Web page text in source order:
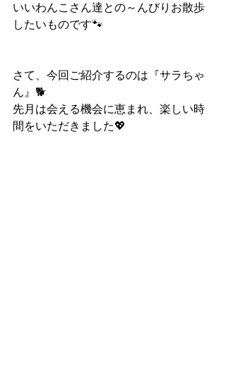
いいわんこさん達との～んびりお散歩
したいものです🐾
さて、今回ご紹介するのは『サラちゃ
ん』🐕
先月は会える機会に恵まれ、楽しい時
間をいただきました💖